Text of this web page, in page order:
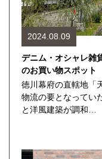
2024.08.09
デニム・オシャレ雑
のお買い物スポット
徳川幕府の直轄地「
物流の要となってい
と洋風建築が調和…